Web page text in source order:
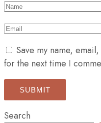
Save my name,
for the next time I
Search